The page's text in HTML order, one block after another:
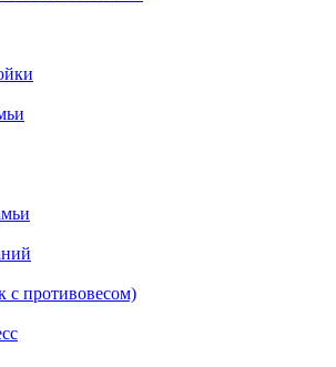
с противовесом)